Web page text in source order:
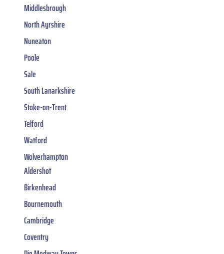
Middlesbrough
North Ayrshire
Nuneaton
Poole
Sale
South Lanarkshire
Stoke-on-Trent
Telford
Watford
Wolverhampton
Aldershot
Birkenhead
Bournemouth
Cambridge
Coventry